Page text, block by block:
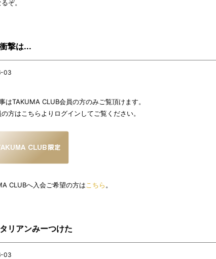
ぞ。
撃は...
03
はTAKUMA CLUB会員の方のみご覧頂けます。
はこちらよりログインしてご覧ください。
CLUBへ入会ご希望の方は こちら 。
リアンみーつけた
03